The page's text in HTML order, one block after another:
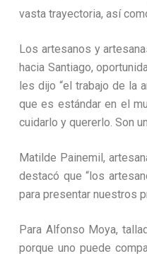
vasta trayectoria, así
Los artesanos y
hacia Santiago,
les dijo “el trabajo de la
que es estándar en el
cuidarlo y quererlo. Son
Matilde Painemil,
destacó que “los
para presentar nuestros
Para Alfonso Moya,
porque uno puede